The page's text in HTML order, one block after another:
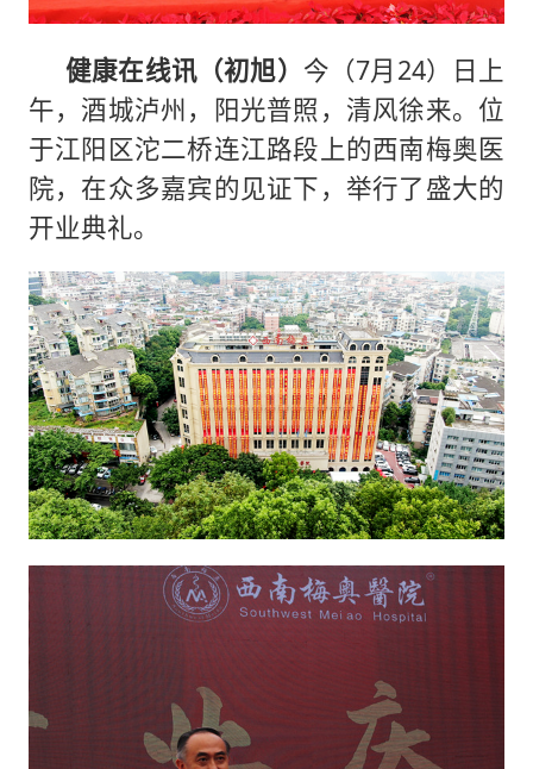
健康在线讯（初旭） 今（7月24）日上
午，酒城泸州，阳光普照，清风徐来。位
于江阳区沱二桥连江路段上的西南梅奥医
院，在众多嘉宾的见证下，举行了盛大的
开业典礼。